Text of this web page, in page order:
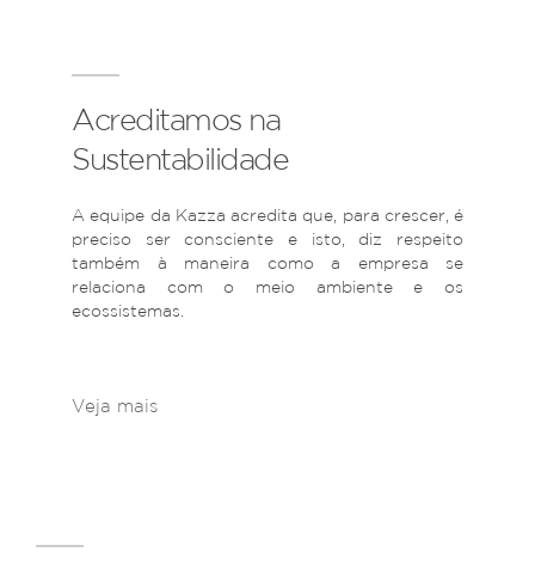
Acreditamos na
Sustentabilidade
A equipe da Kazza acredita que, para crescer, é
preciso ser consciente e isto, diz respeito
também à maneira como a empresa se
relaciona com o meio ambiente e os
ecossistemas.
Veja mais